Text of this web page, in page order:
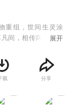
重组，世间生灵涂
间，相传两块女娲
象丛生，妙莲与冷
她们出生当天，天
玉被早已虎视眈眈
的指点，去找冷明
展开
载 分享